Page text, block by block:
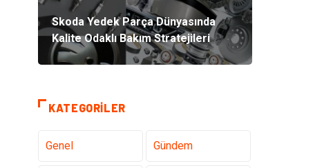
Skoda Yedek Parça Dünyasında
Kalite Odaklı Bakım Stratejileri
KATEGORILER
Genel Gündem